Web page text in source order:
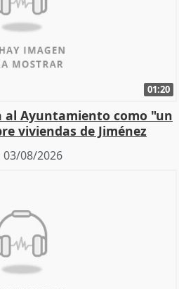
01:20
Ayuntamiento como "un
viviendas de Jiménez
03/08/2026